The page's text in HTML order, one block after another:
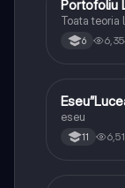
Limba și
Portofoliu
Toata teoria
6
Limba și
eseu
11